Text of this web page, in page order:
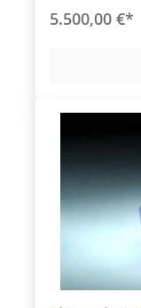
5.500,00 €*